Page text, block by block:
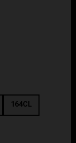
164CL